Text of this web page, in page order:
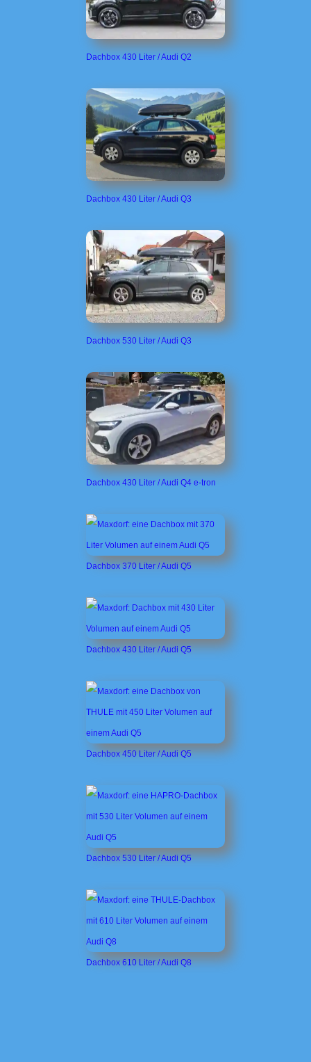
Dachbox 430 Liter / Audi Q2
Dachbox 430 Liter / Audi Q3
Dachbox 530 Liter / Audi Q3
Dachbox 430 Liter / Audi Q4 e-tron
Dachbox 370 Liter / Audi Q5
Dachbox 430 Liter / Audi Q5
Dachbox 450 Liter / Audi Q5
Dachbox 530 Liter / Audi Q5
Dachbox 610 Liter / Audi Q8